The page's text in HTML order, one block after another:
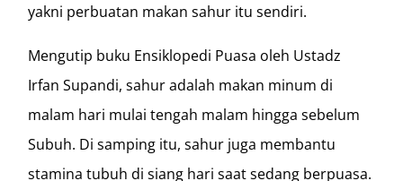
yakni perbuatan makan sahur itu sendiri.
Mengutip buku Ensiklopedi Puasa oleh Ustadz
Irfan Supandi, sahur adalah makan minum di
malam hari mulai tengah malam hingga sebelum
Subuh. Di samping itu, sahur juga membantu
stamina tubuh di siang hari saat sedang berpuasa.